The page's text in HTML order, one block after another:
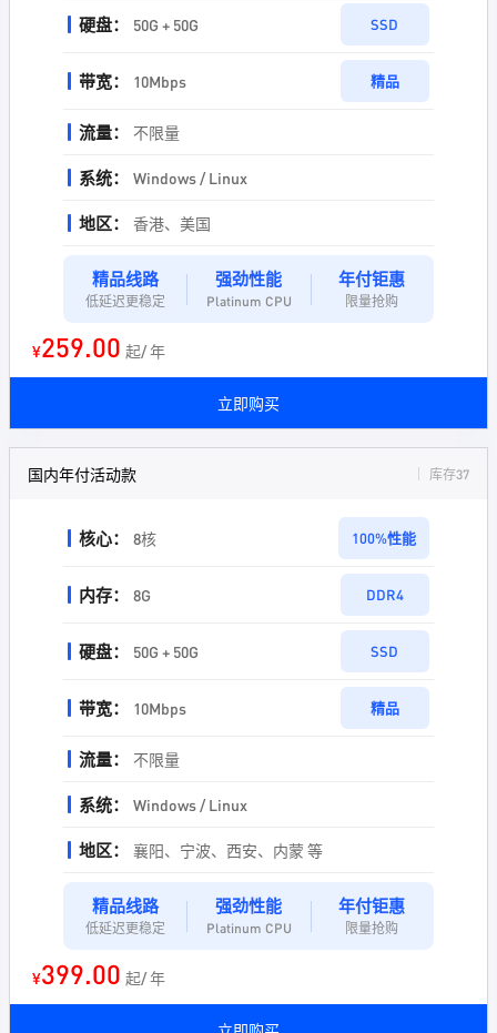
硬盘： 50G + 50G SSD
带宽： 10Mbps 精品
流量： 不限量
系统： Windows / Linux
地区： 香港、美国
精品线路
低延迟更稳定
强劲性能
Platinum CPU
年付钜惠
限量抢购
¥259.00 起/ 年
立即购买
国内年付活动款 库存37
核心： 8核 100%性能
内存： 8G DDR4
硬盘： 50G + 50G SSD
带宽： 10Mbps 精品
流量： 不限量
系统： Windows / Linux
地区： 襄阳、宁波、西安、内蒙 等
精品线路
低延迟更稳定
强劲性能
Platinum CPU
年付钜惠
限量抢购
¥399.00 起/ 年